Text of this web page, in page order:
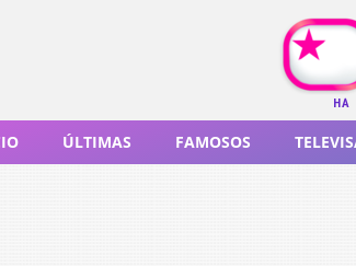
HÁ
ÚLTIMAS FAMOSOS